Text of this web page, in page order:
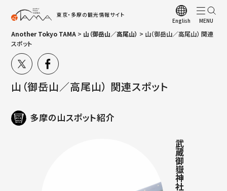
東京・多摩の観光情報サイト
English
Another Tokyo TAMA > 山（御岳山／高尾山） > 山（御岳山／高尾山） 関連
スポット
山（御岳山／高尾山） 関連スポット
多摩の山スポット紹介
武蔵御嶽神社